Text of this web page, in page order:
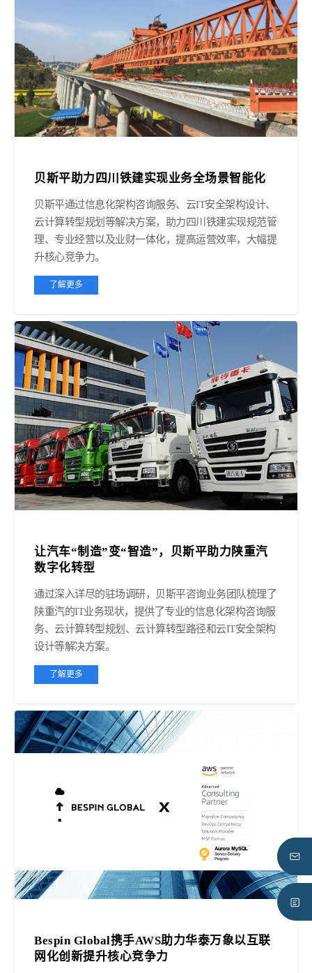
贝斯平助力四川铁建实现业务全场景智能化
贝斯平通过信息化架构咨询服务、云IT安全架构设计、
云计算转型规划等解决方案，助力四川铁建实现规范管
理、专业经营以及业财一体化，提高运营效率，大幅提
升核心竞争力。
了解更多
让汽车“制造”变“智造”，贝斯平助力陕重汽
数字化转型
通过深入详尽的驻场调研，贝斯平咨询业务团队梳理了
陕重汽的IT业务现状，提供了专业的信息化架构咨询服
务、云计算转型规划、云计算转型路径和云IT安全架构
设计等解决方案。
了解更多
Bespin Global携手AWS助力华泰万象以互联
网化创新提升核心竞争力